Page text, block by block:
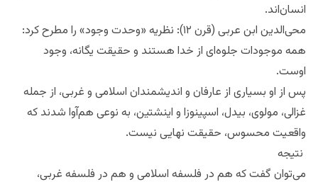
انسان‌اند.
محی‌الدین ابن عربی (قرن ۱۲): نظریه «وحدت وجود» را مطرح کرد:
همه موجودات جلوه‌ای از خدا هستند و حقیقت یگانه، وجود
اوست.
پس از او بسیاری از عارفان و اندیشمندان اسلامی و غربی، از جمله
غزالی، مولوی، بیدل، اسپینوزا و اینشتین، به نوعی هم‌آوا شدند که
واقعیت محسوس، حقیقت نهایی نیست.
نتیجه
می‌توان گفت که هم در فلسفه اسلامی و هم در فلسفه غربی،